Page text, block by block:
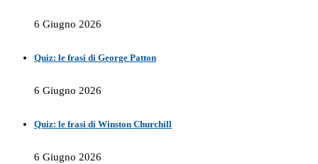
6 Giugno 2026
Quiz: le frasi di George Patton
6 Giugno 2026
Quiz: le frasi di Winston Churchill
6 Giugno 2026